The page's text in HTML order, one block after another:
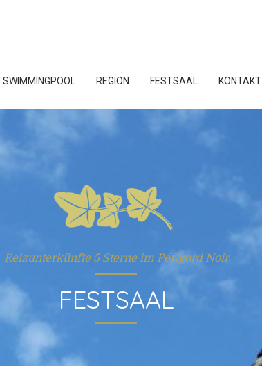
SWIMMINGPOOL REGION FESTSAAL KONTAKT
Reizunterkünfte 5 Sterne im Périgord Noir
FESTSAAL